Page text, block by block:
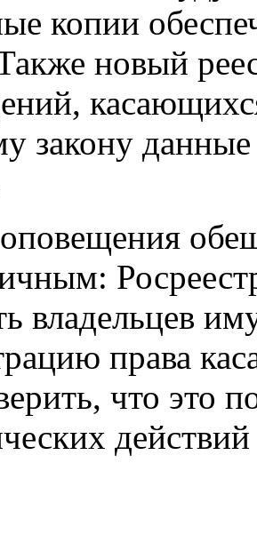
копии
новый
закону данные
владельцев
права
что это